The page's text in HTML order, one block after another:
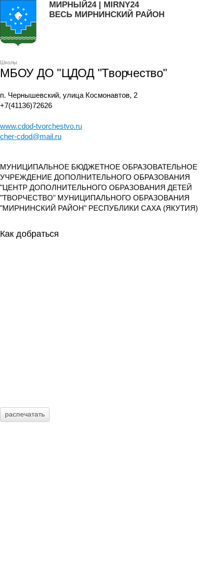
МИРНЫЙ24 | MIRNY24
ВЕСЬ МИРНИНСКИЙ РАЙОН
Школы
МБОУ ДО "ЦДОД "Творчество"
п. Чернышевский, улица Космонавтов, 2
+7(41136)72626
www.cdod-tvorchestvo.ru
cher-cdod@mail.ru
МУНИЦИПАЛЬНОЕ БЮДЖЕТНОЕ ОБРАЗОВАТЕЛЬНОЕ
УЧРЕЖДЕНИЕ ДОПОЛНИТЕЛЬНОГО ОБРАЗОВАНИЯ
"ЦЕНТР ДОПОЛНИТЕЛЬНОГО ОБРАЗОВАНИЯ ДЕТЕЙ
"ТВОРЧЕСТВО" МУНИЦИПАЛЬНОГО ОБРАЗОВАНИЯ
"МИРНИНСКИЙ РАЙОН" РЕСПУБЛИКИ САХА (ЯКУТИЯ)
Как добраться